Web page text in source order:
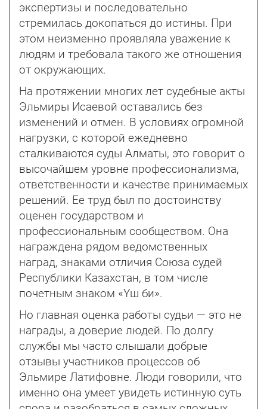
экспертизы и последовательно
стремилась докопаться до истины. При
этом неизменно проявляла уважение к
людям и требовала такого же отношения
от окружающих.
На протяжении многих лет судебные акты
Эльмиры Исаевой оставались без
изменений и отмен. В условиях огромной
нагрузки, с которой ежедневно
сталкиваются суды Алматы, это говорит о
высочайшем уровне профессионализма,
ответственности и качестве принимаемых
решений. Ее труд был по достоинству
оценен государством и
профессиональным сообществом. Она
награждена рядом ведомственных
наград, знаками отличия Союза судей
Республики Казахстан, в том числе
почетным знаком «Үш би».
Но главная оценка работы судьи — это не
награды, а доверие людей. По долгу
службы мы часто слышали добрые
отзывы участников процессов об
Эльмире Латифовне. Люди говорили, что
именно она умеет увидеть истинную суть